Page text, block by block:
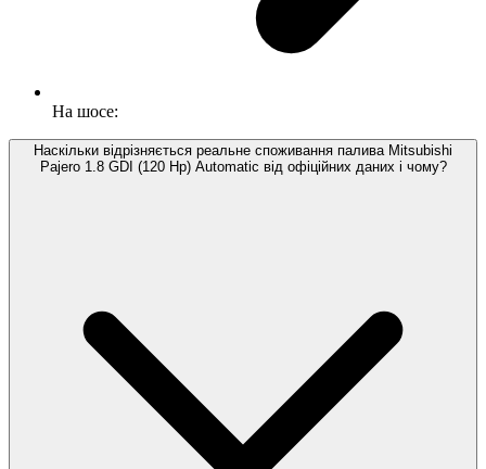
На шосе:
Наскільки відрізняється реальне споживання палива Mitsubishi
Pajero 1.8 GDI (120 Hp) Automatic від офіційних даних і чому?